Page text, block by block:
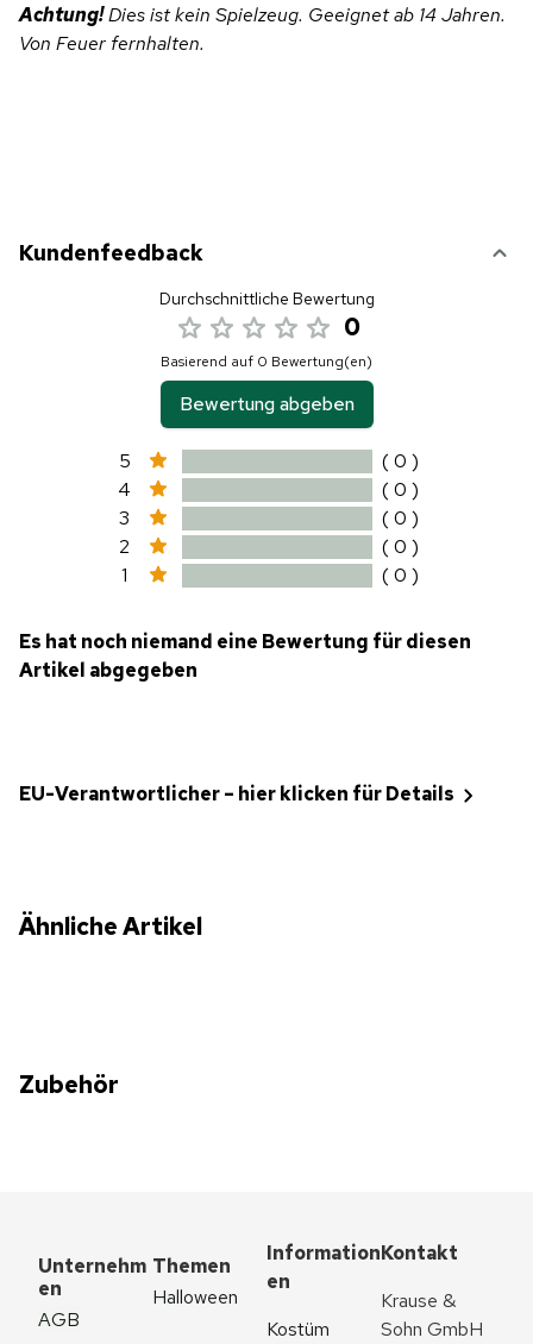
Achtung!Dies ist kein Spielzeug. Geeignet ab 14 Jahren.
Von Feuer fernhalten.
Kundenfeedback
Durchschnittliche Bewertung
0
Basierend auf 0 Bewertung(en)
Bewertung abgeben
5
( 0 )
4
( 0 )
3
( 0 )
2
( 0 )
1
( 0 )
Es hat noch niemand eine Bewertung für diesen
Artikel abgegeben
EU-Verantwortlicher – hier klicken für Details
Ähnliche Artikel
Zubehör
Unternehm
en
AGB
Themen
Halloween
Information
en
Kostüm
Kontakt
Krause &
Sohn GmbH